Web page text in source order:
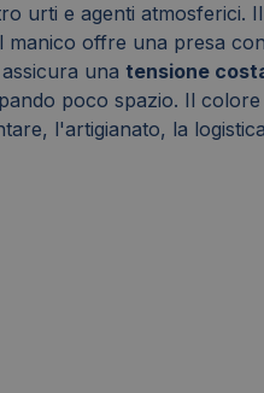
urti e agenti atmosferici.
offre una presa
una tensione
poco spazio. Il
l'artigianato, la